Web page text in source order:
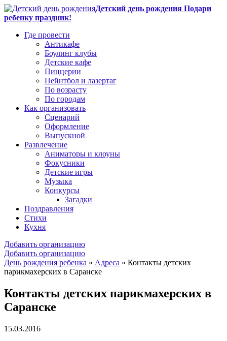
Детский день рождения Подари
ребенку праздник!
Где провести
Антикафе
Боулинг клубы
Детские кафе
Пиццерии
Пейнтбол и лазертаг
По возрасту
По городам
Как организовать
Сценарий
Оформление
Выпускной
Развлечение
Аниматоры и клоуны
Фокусники
Детские игры
Музыка
Конкурсы
Загадки
Поздравления
Стихи
Кухня
Добавить организацию
Добавить организацию
День рождения ребенка » Адреса » Контакты детских
парикмахерских в Саранске
Контакты детских парикмахерских в
Саранске
15.03.2016